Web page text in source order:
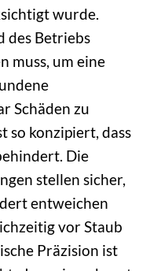
wurde.
des Betriebs
muss, um eine
Schäden zu
so konzipiert, dass
Die
stellen sicher,
entweichen
vor Staub
Präzision ist